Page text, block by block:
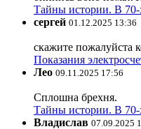
Тайны истории. В 70-
сергей 01.12.2025 13:36
скажите пожалуйста
Показания
Лео 09.11.2025 17:56
Сплошна брехня.
Тайны истории. В 70-
Владислав 07.09.2025